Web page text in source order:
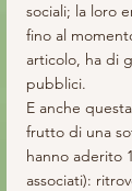
sociali; la loro
fino al
articolo, ha di
pubblici.
E anche
frutto di una
hanno aderito
associati):